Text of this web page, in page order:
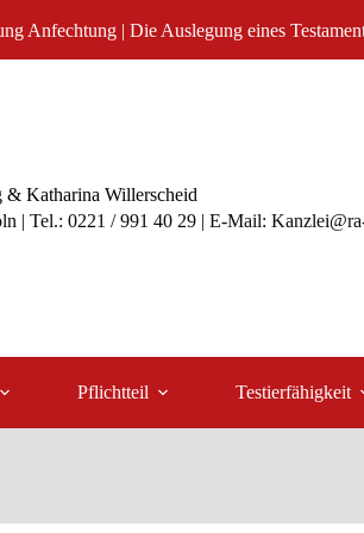
Anfechtung | Die Auslegung eines
& Katharina Willerscheid
| Tel.: 0221 / 991 40 29 | E-Mail:
Pflichtteil Testierfähigkeit